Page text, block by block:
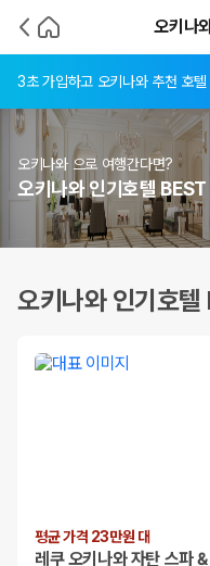
오키나
3초 가입하고 오키나와 추천 호
오키나와 으로 여행간다면?
오키나와 인기호텔
오키나와 인기호
평균 가격 23만원 대
레쿠 오키나와 자탄 스파